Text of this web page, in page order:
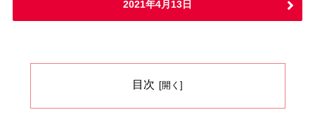
2021年4月13日
目次